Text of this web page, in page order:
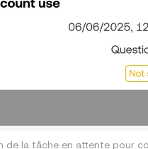
de la tâche en attente pour